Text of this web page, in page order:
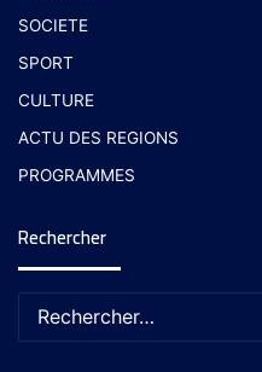
SOCIETE
SPORT
CULTURE
ACTU DES REGIONS
PROGRAMMES
Rechercher